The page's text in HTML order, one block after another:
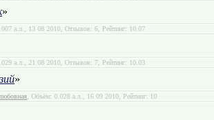
»
а.л., 13 08 2010, Отзывов: 6, Рейтинг: 10.07
а.л., 21 08 2010, Отзывов: 7, Рейтинг: 10.03
»
, Объём: 0.028 а.л., 16 09 2010, Рейтинг: 10